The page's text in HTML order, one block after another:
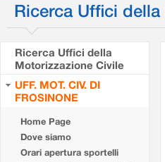
Ricerca Uffici
Ricerca Uffici della
Motorizzazione Civile
UFF. MOT. CIV. DI
FROSINONE
Home Page
Dove siamo
Orari apertura sportelli